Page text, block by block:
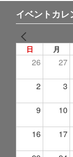
イベントカレ
日 月
26 27
2 3
9 10
16 17